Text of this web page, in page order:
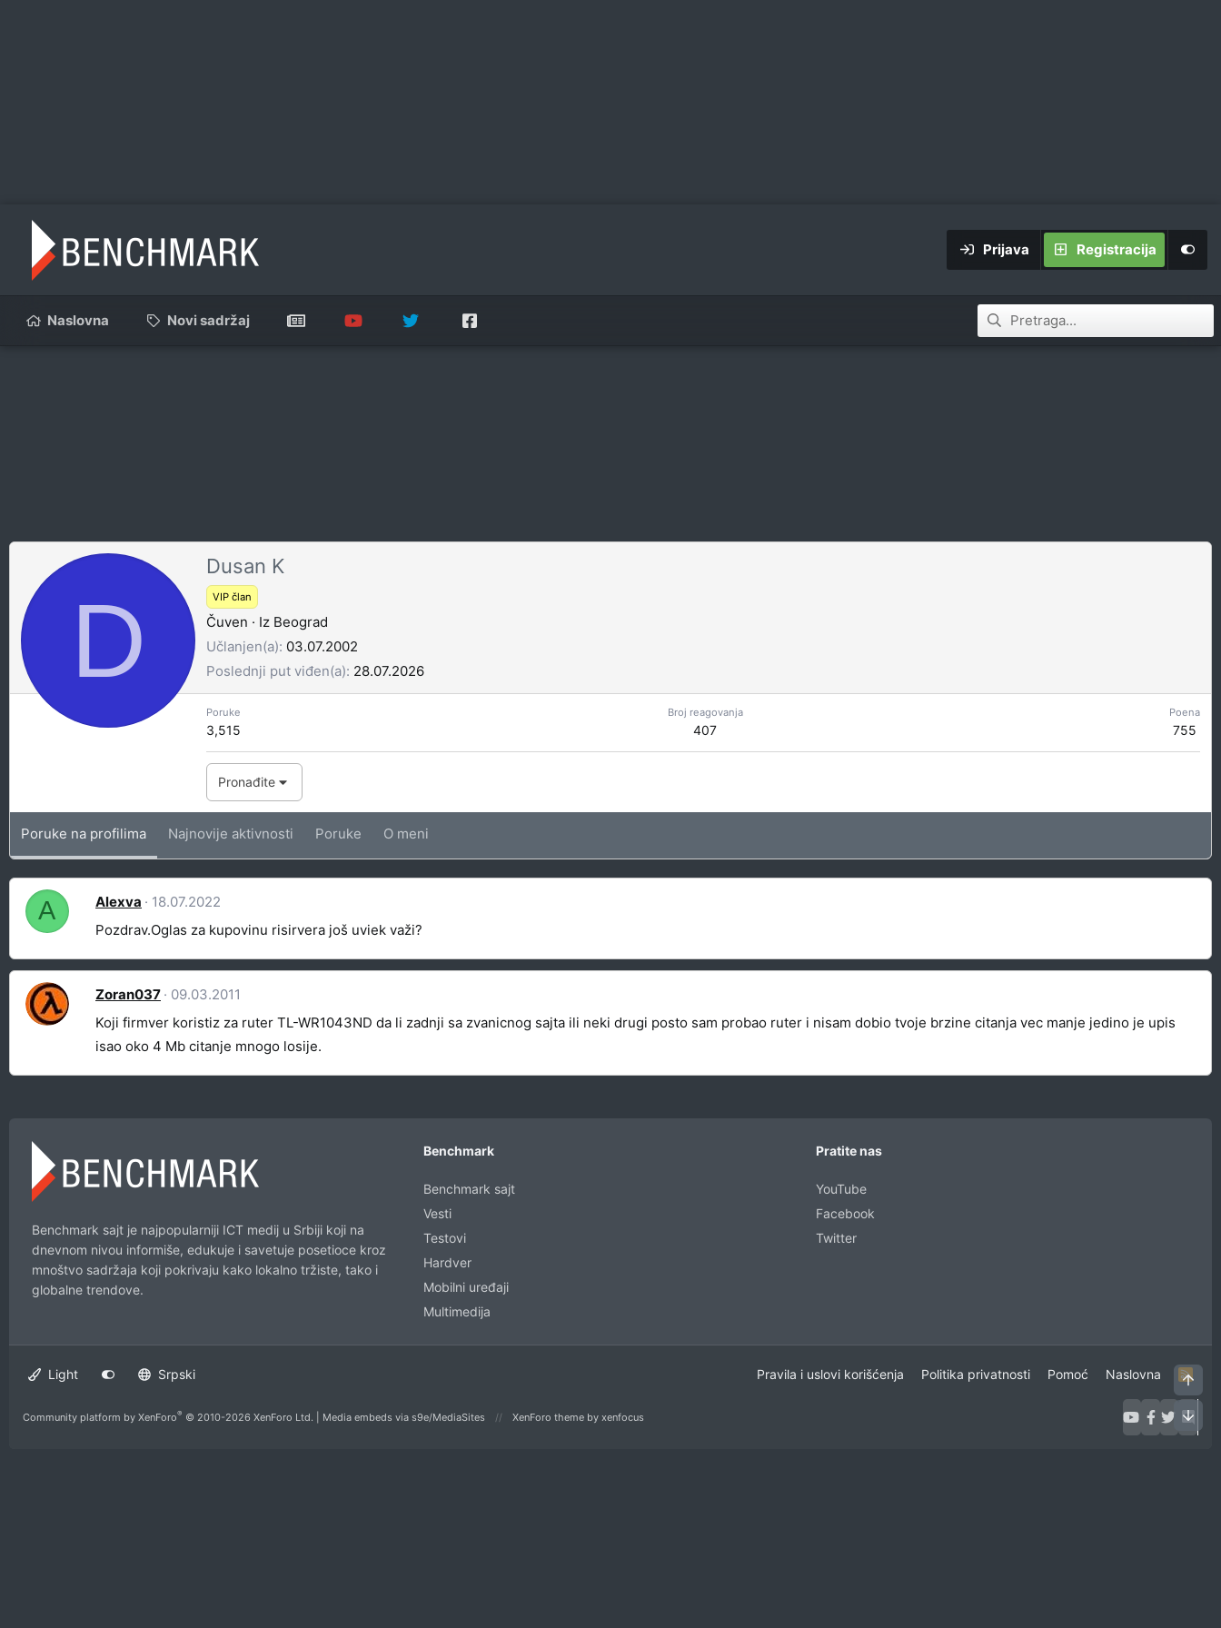
Prijava Registracija
Naslovna Novi sadržaj
D
Dusan K
VIP član
Čuven · Iz Beograd
Učlanjen(a) 03.07.2002
Poslednji put viđen(a) 28.07.2026
Poruke
3,515
Broj reagovanja
407
Poena
755
Pronađite
Poruke na profilima Najnovije aktivnosti Poruke O meni
A Alexva
18.07.2022
Pozdrav.Oglas za kupovinu risirvera još uviek važi?
Zoran037
09.03.2011
Koji firmver koristiz za ruter TL-WR1043ND da li zadnji sa zvanicnog sajta ili neki drugi posto sam probao ruter i nisam dobio tvoje brzine citanja vec manje jedino je upis
isao oko 4 Mb citanje mnogo losije.
Benchmark sajt je najpopularniji ICT medij u Srbiji koji na
dnevnom nivou informiše, edukuje i savetuje posetioce kroz
mnoštvo sadržaja koji pokrivaju kako lokalno tržiste, tako i
globalne trendove.
Benchmark
Benchmark sajt
Vesti
Testovi
Hardver
Mobilni uređaji
Multimedija
Pratite nas
YouTube
Facebook
Twitter
Light Srpski Pravila i uslovi korišćenja Politika privatnosti Pomoć Naslovna
R
S
Community platform by XenForo® © 2010-2026 XenForo Ltd. Media embeds via s9e/MediaSites XenForo theme by xenfocus Dno